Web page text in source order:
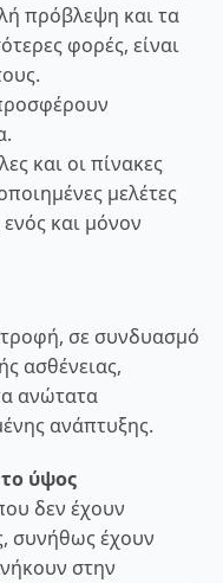
πρόβλεψη και τα
φορές, είναι
και οι πίνακες
μελέτες
και μόνον
σε συνδυασμό
ασθένειας,
ανώτατα
ανάπτυξης.
ύψος
δεν έχουν
συνήθως έχουν
στην